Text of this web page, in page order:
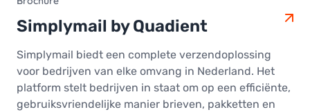
Simplymail by Quadient
Simplymail biedt een complete verzendoplossing
voor bedrijven van elke omvang in Nederland. Het
platform stelt bedrijven in staat om op een efficiënte,
gebruiksvriendelijke manier brieven, pakketten en